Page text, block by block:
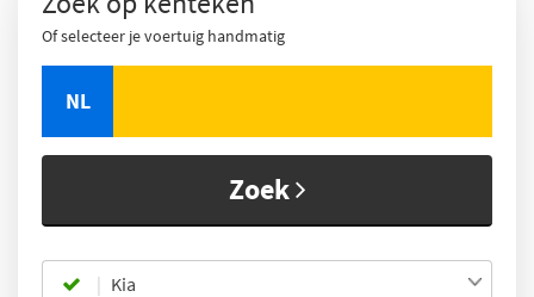
Of selecteer je voertuig handmatig
NL
Zoek
Kia